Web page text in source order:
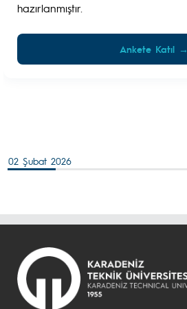
hazırlanmıştır.
Ankete Katıl →
02 Şubat 2026